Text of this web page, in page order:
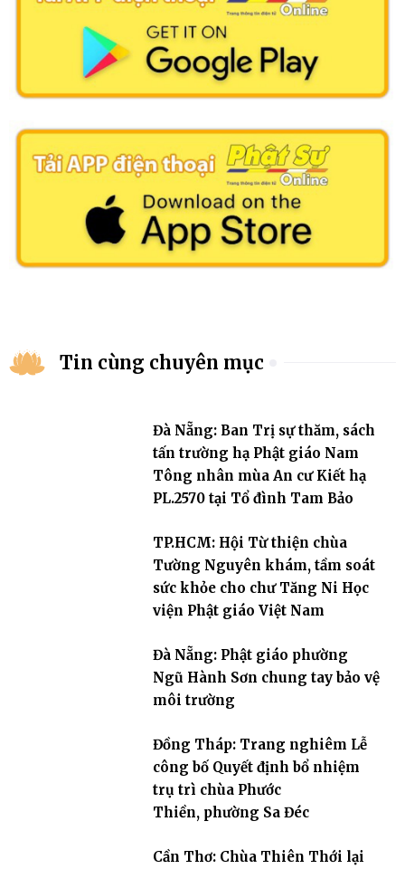
Tin cùng chuyên mục
Đà Nẵng: Ban Trị sự thăm, sách
tấn trường hạ Phật giáo Nam
Tông nhân mùa An cư Kiết hạ
PL.2570 tại Tổ đình Tam Bảo
TP.HCM: Hội Từ thiện chùa
Tường Nguyên khám, tầm soát
sức khỏe cho chư Tăng Ni Học
viện Phật giáo Việt Nam
Đà Nẵng: Phật giáo phường
Ngũ Hành Sơn chung tay bảo vệ
môi trường
Đồng Tháp: Trang nghiêm Lễ
công bố Quyết định bổ nhiệm
trụ trì chùa Phước
Thiền, phường Sa Đéc
Cần Thơ: Chùa Thiên Thới lại